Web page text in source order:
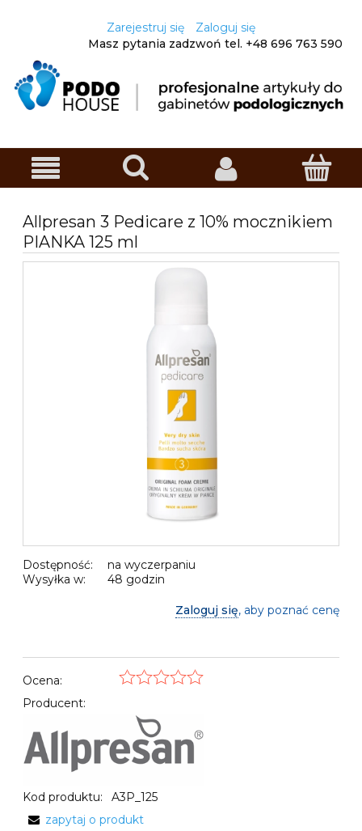
Zarejestruj się
Zaloguj się
Masz pytania zadzwoń tel. +48 696 763 590
Allpresan 3 Pedicare z 10% mocznikiem
PIANKA 125 ml
Dostępność:
na wyczerpaniu
Wysyłka w:
48 godzin
Zaloguj się, aby poznać cenę
Ocena:
Producent:
Kod produktu:
A3P_125
zapytaj o produkt